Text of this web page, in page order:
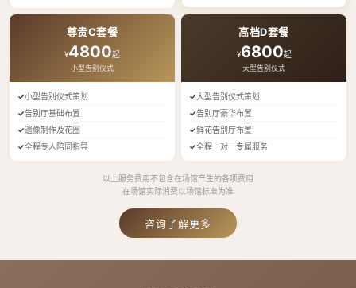
尊贵C套餐
¥4800起
小型告别仪式
小型告别仪式策划
告别厅基础布置
遗像制作及花圈
全程专人陪同指导
高档D套餐
¥6800起
大型告别仪式
大型告别仪式策划
告别厅豪华布置
鲜花告别厅布置
全程一对一专属服务
以上服务费用不包含在场馆产生的各项费用
在场馆实际消费以场馆标准为准
咨询了解更多